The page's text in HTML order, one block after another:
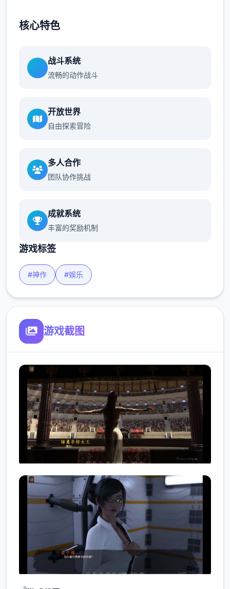
核心特色
战斗系统
流畅的动作战斗
开放世界
自由探索冒险
多人合作
团队协作挑战
成就系统
丰富的奖励机制
游戏标签
#神作 #娱乐
游戏截图